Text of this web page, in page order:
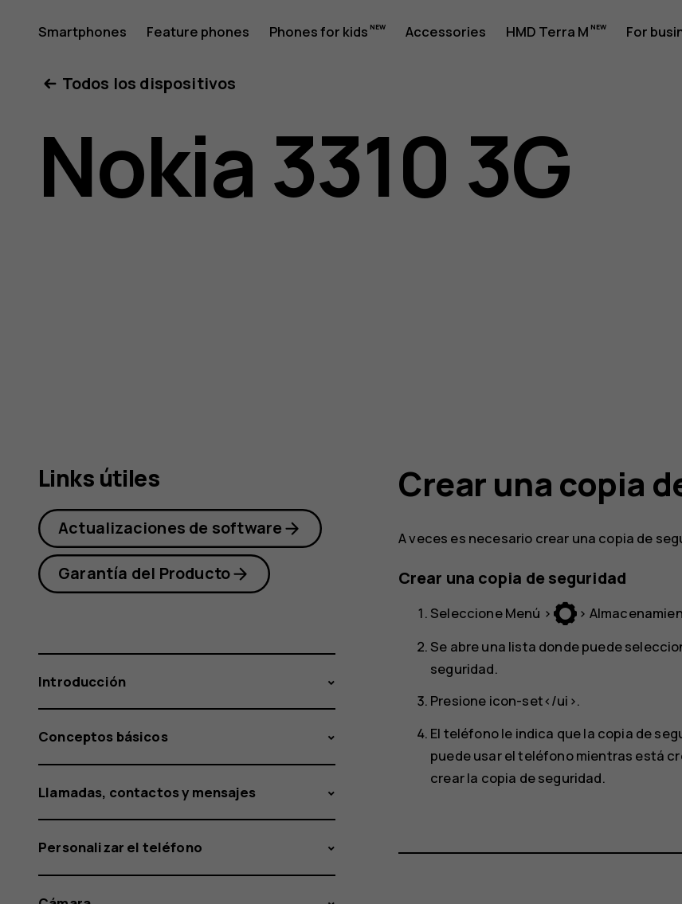
Guía
del
usuario
3310
3G
Smartphones Feature phones Phones for kids Accessories HMD Terra M For
Todos los dispositivos
Nokia 3310 3G
Crear una copia
A veces es necesario crear una copia de
Crear una copia de seguridad
SeleccioneMenú > >
Se abre una lista donde puede
seguridad.
Presione icon-set</ui>.
El teléfono le indica que la copia de
puede usar el teléfono mientras está
crear la copia de seguridad.
Links útiles
Actualizaciones de software
Garantía del Producto
Introducción
Conceptos básicos
Llamadas, contactos y mensajes
Personalizar el teléfono